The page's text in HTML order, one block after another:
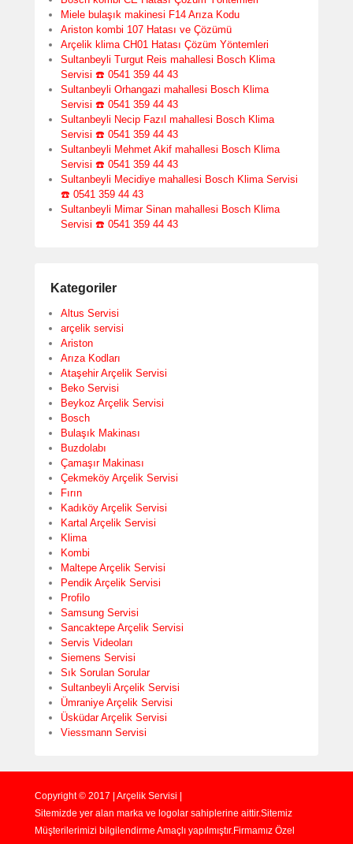
Miele bulaşık makinesi F14 Arıza Kodu
Ariston kombi 107 Hatası ve Çözümü
Arçelik klima CH01 Hatası Çözüm Yöntemleri
Sultanbeyli Turgut Reis mahallesi Bosch Klima
Servisi ☎️ 0541 359 44 43
Sultanbeyli Orhangazi mahallesi Bosch Klima
Servisi ☎️ 0541 359 44 43
Sultanbeyli Necip Fazıl mahallesi Bosch Klima
Servisi ☎️ 0541 359 44 43
Sultanbeyli Mehmet Akif mahallesi Bosch Klima
Servisi ☎️ 0541 359 44 43
Sultanbeyli Mecidiye mahallesi Bosch Klima Servisi
☎️ 0541 359 44 43
Sultanbeyli Mimar Sinan mahallesi Bosch Klima
Servisi ☎️ 0541 359 44 43
Kategoriler
Altus Servisi
arçelik servisi
Ariston
Arıza Kodları
Ataşehir Arçelik Servisi
Beko Servisi
Beykoz Arçelik Servisi
Bosch
Bulaşık Makinası
Buzdolabı
Çamaşır Makinası
Çekmeköy Arçelik Servisi
Fırın
Kadıköy Arçelik Servisi
Kartal Arçelik Servisi
Klima
Kombi
Maltepe Arçelik Servisi
Pendik Arçelik Servisi
Profilo
Samsung Servisi
Sancaktepe Arçelik Servisi
Servis Videoları
Siemens Servisi
Sık Sorulan Sorular
Sultanbeyli Arçelik Servisi
Ümraniye Arçelik Servisi
Üsküdar Arçelik Servisi
Viessmann Servisi
Copyright © 2017 | Arçelik Servisi |
Sitemizde yer alan marka ve logolar sahiplerine aittir.Sitemiz
Müşterilerimizi bilgilendirme Amaçlı yapılmıştır.Firmamız Özel